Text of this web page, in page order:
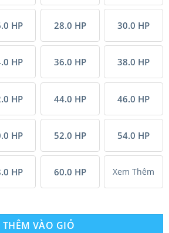
HP 28.0 HP 30.0 HP
HP 36.0 HP 38.0 HP
HP 44.0 HP 46.0 HP
HP 52.0 HP 54.0 HP
HP 60.0 HP Xem Thêm
Mitsubishi Electric inverter (20.0Hp)
THÊM VÀO GIỎ